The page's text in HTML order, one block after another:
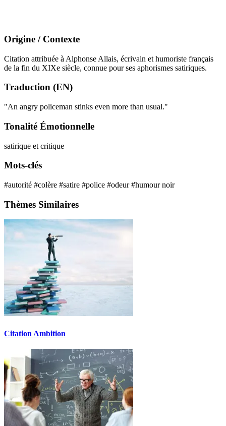
Origine / Contexte
Citation attribuée à Alphonse Allais, écrivain et humoriste français
de la fin du XIXe siècle, connue pour ses aphorismes satiriques.
Traduction (EN)
"An angry policeman stinks even more than usual."
Tonalité Émotionnelle
satirique et critique
Mots-clés
#autorité #colère #satire #police #odeur#humour noir
Thèmes Similaires
Citation Ambition